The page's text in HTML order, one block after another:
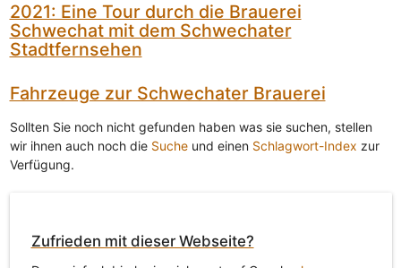
2021: Eine Tour durch die Brauerei
Schwechat mit dem Schwechater
Stadtfernsehen
Fahrzeuge zur Schwechater Brauerei
Sollten Sie noch nicht gefunden haben was sie suchen, stellen
wir ihnen auch noch die Sucheund einen Schlagwort-Index zur
Verfügung.
Zufrieden mit dieser Webseite?